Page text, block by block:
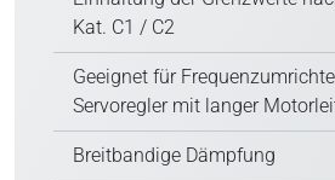
Kat. C1 / C2
Geeignet für
Servoregler mit langer
Breitbandige Dämpfung